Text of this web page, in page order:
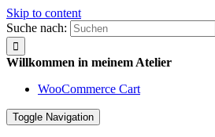
Skip to content
Suche nach:
Willkommen in meinem Atelier
WooCommerce Cart
Toggle Navigation